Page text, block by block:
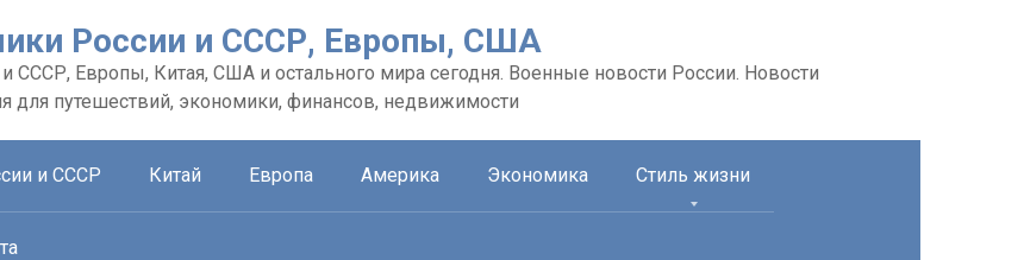
России и СССР, Европы, США
СССР, Европы, Китая, США и остального мира сегодня. Военные новости России. Новости
для путешествий, экономики, финансов, недвижимости
и СССР Китай Европа Америка Экономика Стиль жизни